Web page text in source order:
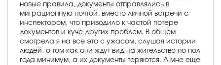
новые правила, документы отправлялись в
миграционную почтой, вместо личной встречи с
инспектором, что приводило к частой потере
документов и куче других проблем. В общем
смотрела я на все это с ужасом, слушая истории
людей, о том как они ждут вид на жительство по пол
года минимум, а их документы теряются. А мне еще